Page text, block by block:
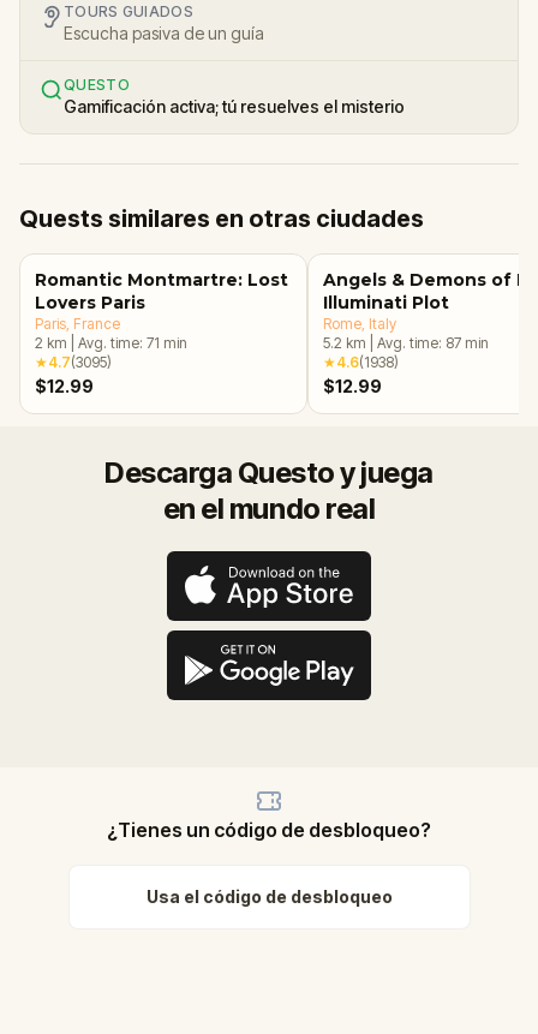
TOURS GUIADOS
Escucha pasiva de un guía
QUESTO
Gamificación activa; tú resuelves el misterio
Quests similares en otras ciudades
Romantic Montmartre: Lost
Lovers Paris
Paris , France
2 km Avg. time: 71 min
★4.7(3095)
$12.99
Angels & Demons of
Illuminati Plot
Rome , Italy
5.2 km Avg. time: 87 min
★4.6(1938)
$12.99
Descarga Questo y juega
en el mundo real
¿Tienes un código de desbloqueo?
Usa el código de desbloqueo